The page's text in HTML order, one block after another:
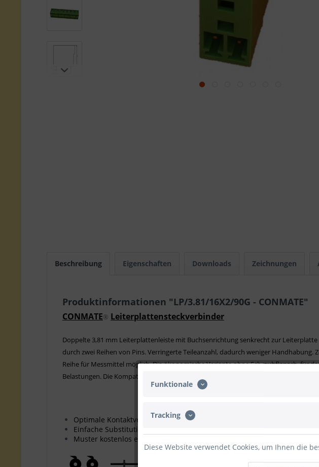
Beschreibung Eigenschaften Downloads Zeichnungen
Produktinformationen "LP/3.81/16X2/90G - CONMATE"
CONMATE® Leiterplattensteckverbinder
Doppelte 3,81 mm Leiterplattenleiste mit Buchsenrichtung senkrecht zur Leiterplatte
durch zwei Reihen von Pins. Verringerte Teileanzahl, dadurch weniger
Reihe für Messmittel möglich. Die ökonomische Variante ohne Schraubflansch, für
Belastungen. Die Kompatibilität zu anderen Herstellern ermöglicht den schrittweisen
Optimale Kontaktverbindung, geringe Erwärmung
Einfache Substitution vorhandener Leisten
Muster kostenlos erhältlich
Funktionale
Tracking
Diese Website verwendet Cookies, um Ihnen die